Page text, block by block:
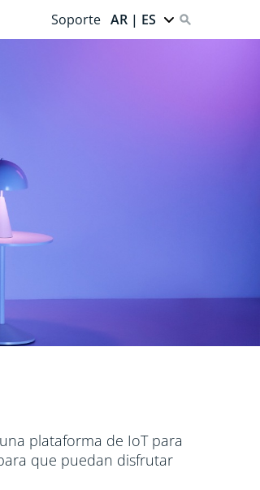
Soporte AR | ES
plataforma de IoT para
que puedan disfrutar